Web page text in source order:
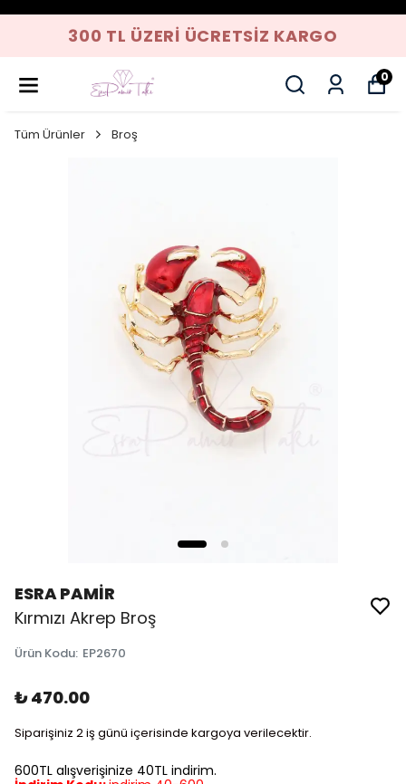
300 TL ÜZERI ÜCRETSIZ KARGO
0
Tüm Ürünler Broş
ESRA PAMİR
Kırmızı Akrep Broş
Ürün Kodu: EP2670
₺ 470.00
Siparişiniz 2 iş günü içerisinde kargoya verilecektir.
600TL alışverişinize 40TL indirim.